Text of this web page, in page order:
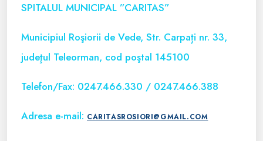
SPITALUL MUNICIPAL ”CARITAS”
Municipiul Roşiorii de Vede, Str. Carpați nr. 33,
judeţul Teleorman, cod poştal 145100
Telefon/Fax: 0247.466.330 / 0247.466.388
Adresa e-mail: CARITASROSIORI@GMAIL.COM